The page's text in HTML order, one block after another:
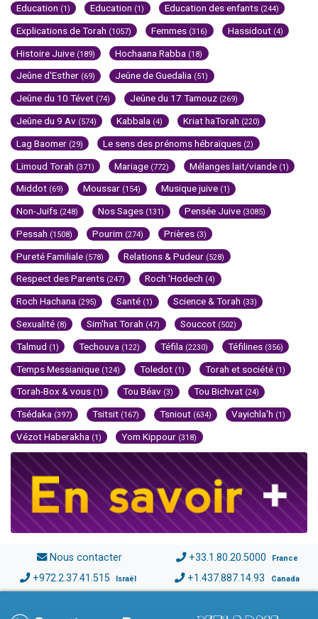
Education (1) Education (1) Education des enfants (244)
Explications de Torah (1057) Femmes (316) Hassidout (4)
Histoire Juive (189) Hochaana Rabba (18)
Jeûne d'Esther (69) Jeûne de Guedalia (51)
Jeûne du 10 Tévet (74) Jeûne du 17 Tamouz (269)
Jeûne du 9 Av (574) Kabbala (4) Kriat haTorah (220)
Lag Baomer (29) Le sens des prénoms hébraïques (2)
Limoud Torah (371) Mariage (772) Mélanges lait/viande (1)
Middot (69) Moussar (154) Musique juive (1)
Non-Juifs (248) Nos Sages (131) Pensée Juive (3085)
Pessah (1508) Pourim (274) Prières (3)
Pureté Familiale (578) Relations & Pudeur (528)
Respect des Parents (247) Roch 'Hodech (4)
Roch Hachana (295) Santé (1) Science & Torah (33)
Sexualité (8) Sim'hat Torah (47) Souccot (502)
Talmud (1) Techouva (122) Téfila (2230) Téfilines (356)
Temps Messianique (124) Toledot (1) Torah et société (1)
Torah-Box & vous (1) Tou Béav (3) Tou Bichvat (24)
Tsédaka (397) Tsitsit (167) Tsniout (634) Vayichla'h (1)
Vézot Haberakha (1) Yom Kippour (318)
Nous contacter +33.1.80.20.5000 France
+972.2.37.41.515 Israël +1.437.887.14.93 Canada